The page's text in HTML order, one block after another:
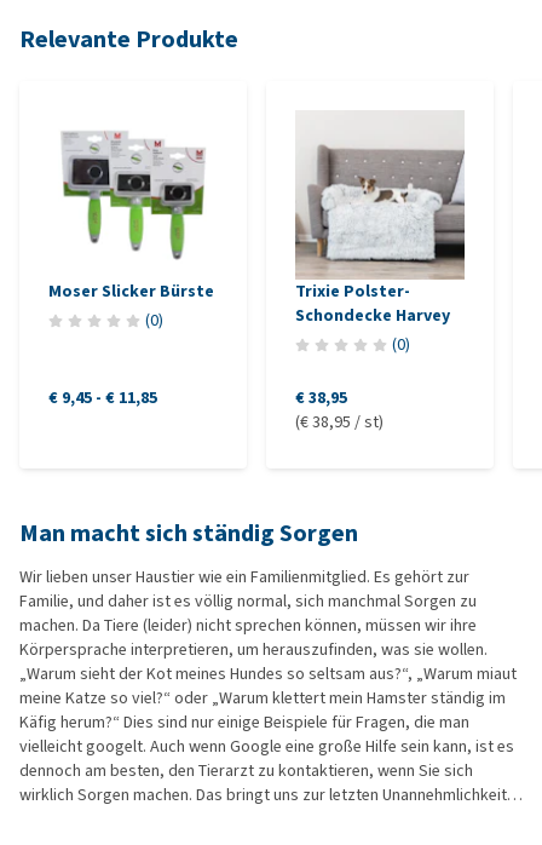
Relevante Produkte
Moser Slicker Bürste
(0)
€ 9,45 - € 11,85
Trixie Polster-
Schondecke Harvey
(0)
€ 38,95
(€ 38,95 / st)
Man macht sich ständig Sorgen
Wir lieben unser Haustier wie ein Familienmitglied. Es gehört zur
Familie, und daher ist es völlig normal, sich manchmal Sorgen zu
machen. Da Tiere (leider) nicht sprechen können, müssen wir ihre
Körpersprache interpretieren, um herauszufinden, was sie wollen.
„Warum sieht der Kot meines Hundes so seltsam aus?“, „Warum miaut
meine Katze so viel?“ oder „Warum klettert mein Hamster ständig im
Käfig herum?“ Dies sind nur einige Beispiele für Fragen, die man
vielleicht googelt. Auch wenn Google eine große Hilfe sein kann, ist es
dennoch am besten, den Tierarzt zu kontaktieren, wenn Sie sich
wirklich Sorgen machen. Das bringt uns zur letzten Unannehmlichkeit…